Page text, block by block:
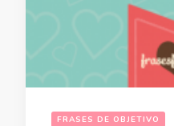
FRASES DE OBJETIVO